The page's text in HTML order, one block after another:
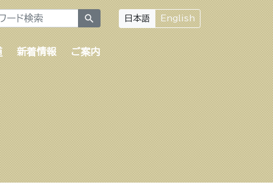
search 日本語 English
新着情報 ご案内